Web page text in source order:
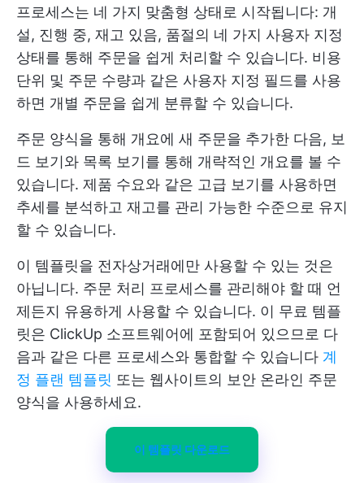
프로세스는 네 가지 맞춤형 상태로 시작됩니다: 개
설, 진행 중, 재고 있음, 품절의 네 가지 사용자 지정
상태를 통해 주문을 쉽게 처리할 수 있습니다. 비용
단위 및 주문 수량과 같은 사용자 지정 필드를 사용
하면 개별 주문을 쉽게 분류할 수 있습니다.
주문 양식을 통해 개요에 새 주문을 추가한 다음, 보
드 보기와 목록 보기를 통해 개략적인 개요를 볼 수
있습니다. 제품 수요와 같은 고급 보기를 사용하면
추세를 분석하고 재고를 관리 가능한 수준으로 유지
할 수 있습니다.
이 템플릿을 전자상거래에만 사용할 수 있는 것은
아닙니다. 주문 처리 프로세스를 관리해야 할 때 언
제든지 유용하게 사용할 수 있습니다. 이 무료 템플
릿은 ClickUp 소프트웨어에 포함되어 있으므로 다
음과 같은 다른 프로세스와 통합할 수 있습니다 계
정 플랜 템플릿 또는 웹사이트의 보안 온라인 주문
양식을 사용하세요.
이 템플릿 다운로드